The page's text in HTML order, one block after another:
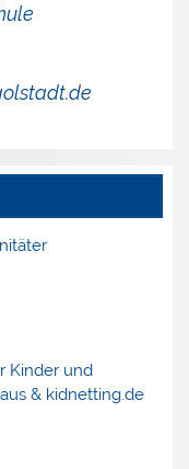
Kinder und
& kidnetting.de